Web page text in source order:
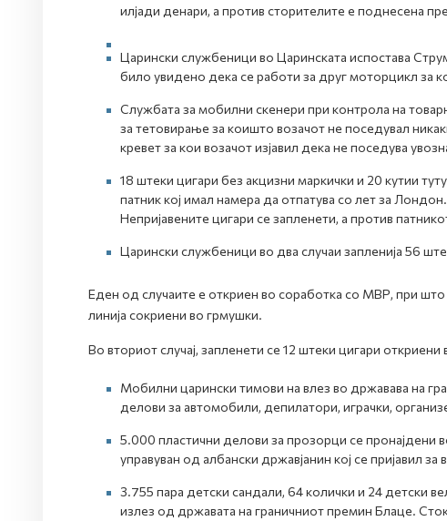
илјади денари, а против сторителите е поднесена
Царински службеници во Царинската испостава
било увидено дека се работи за друг моторцикл за
Службата за мобилни скенери при контрола на
за тетовирање за коишто возачот не поседувал
кревет за кои возачот изјавил дека не поседува
18 штеки цигари без акцизни маркички и 20 кутии
патник кој имал намера да отпатува со лет за
Непријавените цигари се запленети, а против
Царински службеници во два случаи запленија 56
Еден од случаите е откриен во соработка со МВР, при што
линија сокриени во грмушки.
Во вториот случај, запленети се 12 штеки цигари
Мобилни царински тимови на влез во државава на
делови за автомобили, депилатори, играчки,
5.000 пластични делови за прозорци се пронајдени
управуван од албански државјанин кој се пријавил
3.755 пара детски сандали, 64 колички и 24 детски
излез од државата на граничниот премин Блаце.